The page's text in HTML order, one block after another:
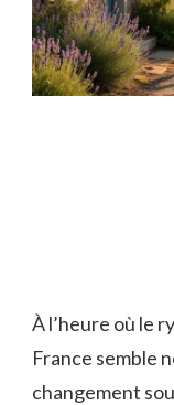
À l’heure où le
France semble
changement